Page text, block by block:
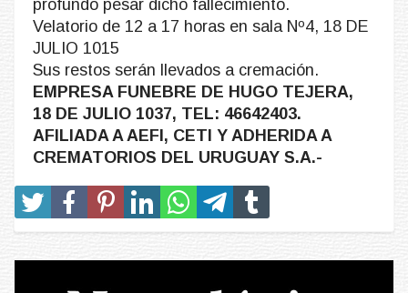
profundo pesar dicho fallecimiento.
Velatorio de 12 a 17 horas en sala Nº4, 18 DE
JULIO 1015
Sus restos serán llevados a cremación.
EMPRESA FUNEBRE DE HUGO TEJERA,
18 DE JULIO 1037, TEL: 46642403.
AFILIADA A AEFI, CETI Y ADHERIDA A
CREMATORIOS DEL URUGUAY S.A.-